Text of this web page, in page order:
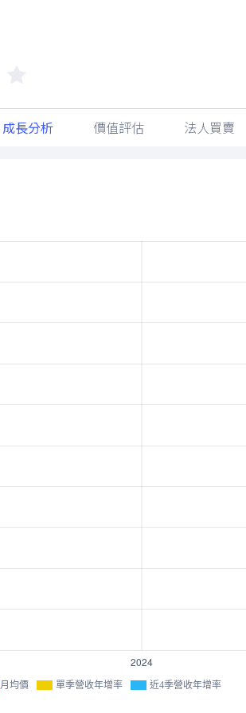
成長分析 價值評估 法人買賣
月均價 單季營收年增率 近4季營收年增率